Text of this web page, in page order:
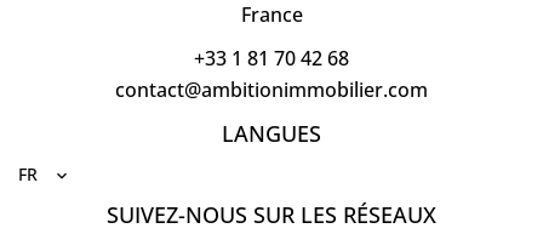
France
+33 1 81 70 42 68
contact@ambitionimmobilier.com
LANGUES
FR
SUIVEZ-NOUS SUR LES RÉSEAUX